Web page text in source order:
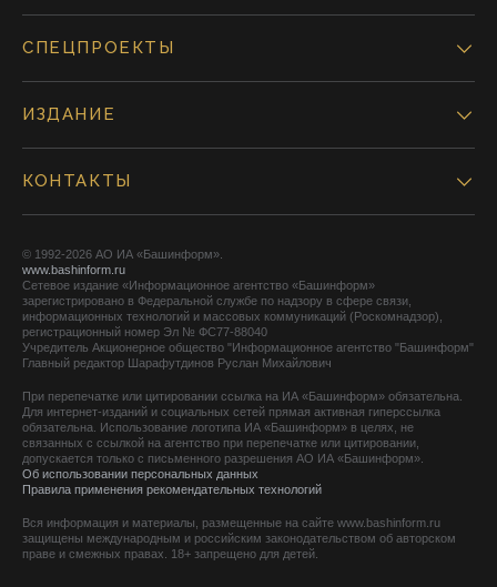
СПЕЦПРОЕКТЫ
ИЗДАНИЕ
КОНТАКТЫ
© 1992-2026 АО ИА «Башинформ».
www.bashinform.ru
Сетевое издание «Информационное агентство «Башинформ»
зарегистрировано в Федеральной службе по надзору в сфере связи,
информационных технологий и массовых коммуникаций (Роскомнадзор),
регистрационный номер Эл № ФС77-88040
Учредитель Акционерное общество "Информационное агентство "Башинформ"
Главный редактор Шарафутдинов Руслан Михайлович
При перепечатке или цитировании ссылка на ИА «Башинформ» обязательна.
Для интернет-изданий и социальных сетей прямая активная гиперссылка
обязательна. Использование логотипа ИА «Башинформ» в целях, не
связанных с ссылкой на агентство при перепечатке или цитировании,
допускается только с письменного разрешения АО ИА «Башинформ».
Об использовании персональных данных
Правила применения рекомендательных технологий
Вся информация и материалы, размещенные на сайте www.bashinform.ru
защищены международным и российским законодательством об авторском
праве и смежных правах. 18+ запрещено для детей.